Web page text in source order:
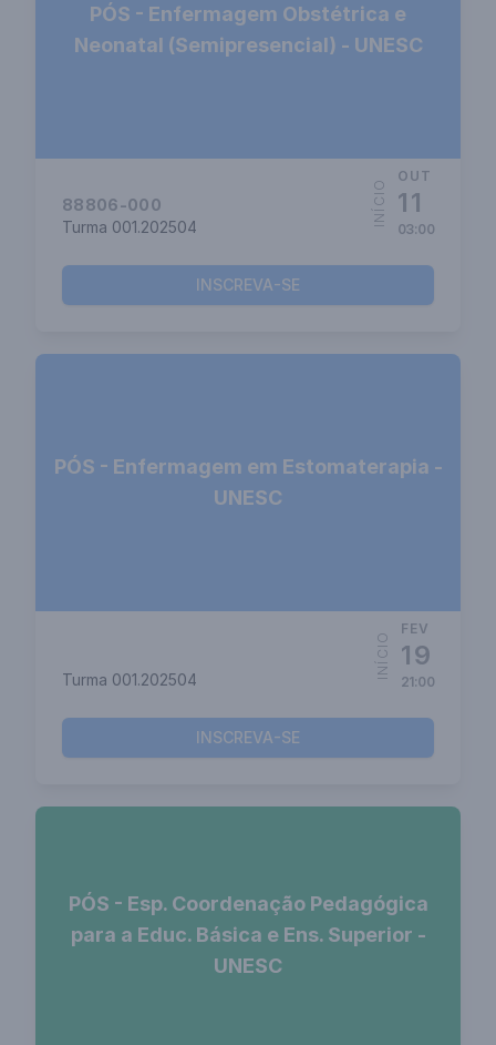
PÓS - Enfermagem Obstétrica e
Neonatal (Semipresencial) - UNESC
88806-000
Turma 001.202504
INÍCIO
OUT
11
03:00
INSCREVA-SE
PÓS - Enfermagem em Estomaterapia -
UNESC
Turma 001.202504 INÍCIO
FEV
19
21:00
INSCREVA-SE
PÓS - Esp. Coordenação Pedagógica
para a Educ. Básica e Ens. Superior -
UNESC